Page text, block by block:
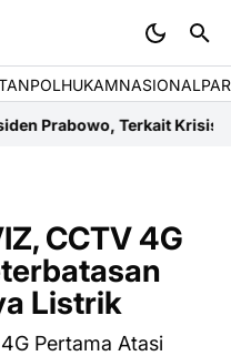
POLHUKAMNASIONAL
Terkait Krisis Energi di
CCTV 4G
Listrik
Pertama Atasi